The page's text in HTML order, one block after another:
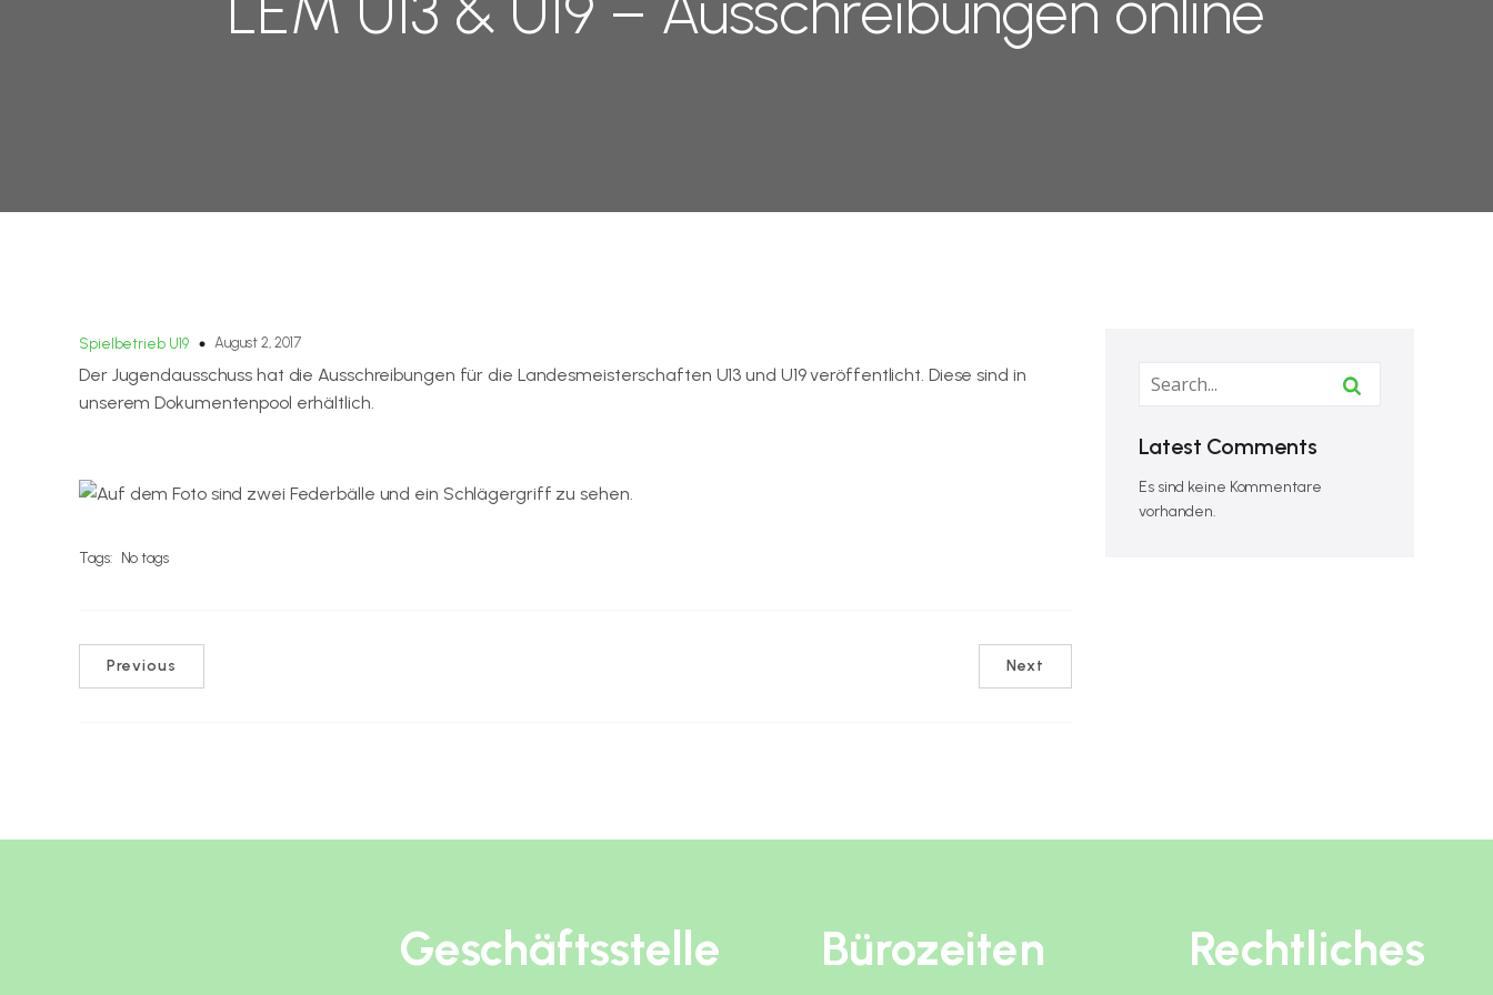
Spielbetrieb U19 August 2, 2017
Der Jugendausschuss hat die Ausschreibungen für die Landesmeisterschaften U13 und U19 veröffentlicht. Diese sind in
unserem Dokumentenpool erhältlich.
Tags: No tags
Previous Next
Latest Comments
Es sind keine Kommentare
vorhanden.
Geschäftsstelle Bürozeiten Rechtliches